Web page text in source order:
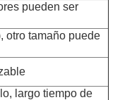
pueden ser
otro tamaño puede
largo tiempo de